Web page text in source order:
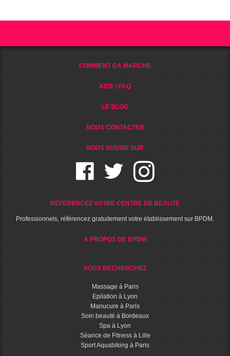
COMMENT ÇA MARCHE
AIDE / FAQ
LE BLOG
NOUS CONTACTER
NOUS SUIVRE SUR
RÉFÉRENCEZ VOTRE CENTRE DE BEAUTÉ
Professionnels, référencez gratuitement votre établissement sur BPDM.
A PROPOS DE BPDM
VOUS RECHERCHEZ
Massage à Paris
Epilation à Lyon
Manucure à Paris
Soin beauté à Bordeaux
Spa à Lyon
Séance de Fitness à Lille
Sport Aquabiking à Paris